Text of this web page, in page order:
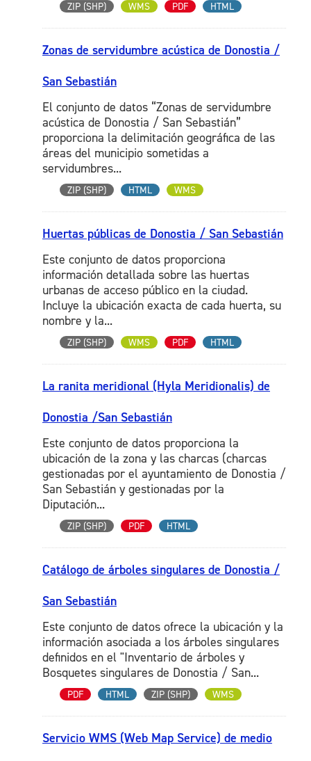
ZIP (SHP) WMS PDF HTML
Zonas de servidumbre acústica de Donostia /
San Sebastián
El conjunto de datos “Zonas de servidumbre
acústica de Donostia / San Sebastián”
proporciona la delimitación geográfica de las
áreas del municipio sometidas a
servidumbres...
ZIP (SHP) HTML WMS
Huertas públicas de Donostia / San Sebastián
Este conjunto de datos proporciona
información detallada sobre las huertas
urbanas de acceso público en la ciudad.
Incluye la ubicación exacta de cada huerta, su
nombre y la...
ZIP (SHP) WMS PDF HTML
La ranita meridional (Hyla Meridionalis) de
Donostia /San Sebastián
Este conjunto de datos proporciona la
ubicación de la zona y las charcas (charcas
gestionadas por el ayuntamiento de Donostia /
San Sebastián y gestionadas por la
Diputación...
ZIP (SHP) PDF HTML
Catálogo de árboles singulares de Donostia /
San Sebastián
Este conjunto de datos ofrece la ubicación y la
información asociada a los árboles singulares
definidos en el "Inventario de árboles y
Bosquetes singulares de Donostia / San...
PDF HTML ZIP (SHP) WMS
Servicio WMS (Web Map Service) de medio